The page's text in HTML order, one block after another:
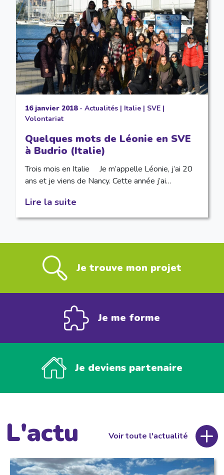
16 janvier 2018- Actualités| Italie| SVE|
Volontariat
Quelques mots de Léonie en SVE
à Budrio (Italie)
Trois mois en Italie Je m’appelle Léonie, j’ai 20
ans et je viens de Nancy. Cette année j’ai…
Lire la suite
Je trouve mon projet
Je me forme
Je deviens partenaire
L'actu Voir toute l'actualité